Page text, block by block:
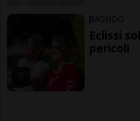
MONDO
Eclissi
pericoli